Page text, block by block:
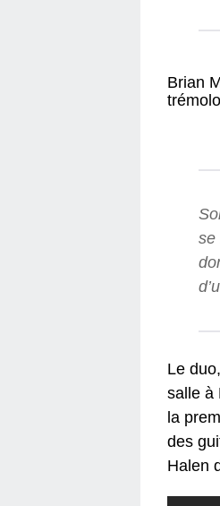
Brian
se
Le
salle à
la
des
Halen